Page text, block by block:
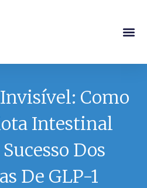
Como
Intestinal
Dos
De GLP-1